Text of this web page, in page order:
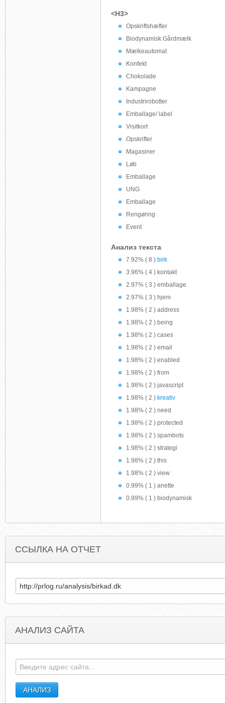
<H3>
Opskriftshæfter
Biodynamisk Gårdmælk
Mælkeautomat
Konfekt
Chokolade
Kampagne
Industrirobotter
Emballage/ label
Visitkort
Opskrifter
Magasiner
Løb
Emballage
UNG
Emballage
Rengøring
Event
Анализ текста
7.92% ( 8 ) birk
3.96% ( 4 ) kontakt
2.97% ( 3 ) emballage
2.97% ( 3 ) hjem
1.98% ( 2 ) address
1.98% ( 2 ) being
1.98% ( 2 ) cases
1.98% ( 2 ) email
1.98% ( 2 ) enabled
1.98% ( 2 ) from
1.98% ( 2 ) javascript
1.98% ( 2 ) kreativ
1.98% ( 2 ) need
1.98% ( 2 ) protected
1.98% ( 2 ) spambots
1.98% ( 2 ) strategi
1.98% ( 2 ) this
1.98% ( 2 ) view
0.99% ( 1 ) anette
0.99% ( 1 ) biodynamisk
ССЫЛКА НА ОТЧЕТ
АНАЛИЗ САЙТА